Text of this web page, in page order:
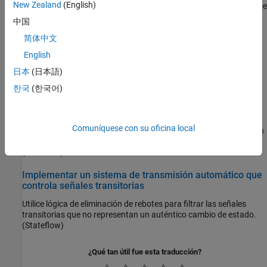
Model a system to manage battery SOC, detect faults, and balance
battery cells.
(Stateflow)
Model Fault-Tolerant Fuel Control System
Combine Stateflow and Simulink to model hybrid systems.
(Stateflow)
Design a fault detection, isolation, and recovery (FDIR) application
Implementar un sistema de transmisión automático que
controla señales transitorias
Utilice lógica de eliminación de rebotes para filtrar las señales
transitorias que no representan un auténtico cambio de estado.
(Stateflow)
¿Qué tan útil fue esta traducción?
New Zealand (English)
中国
简体中文
English
日本 (日本語)
한국 (한국어)
Comuníquese con su oficina local